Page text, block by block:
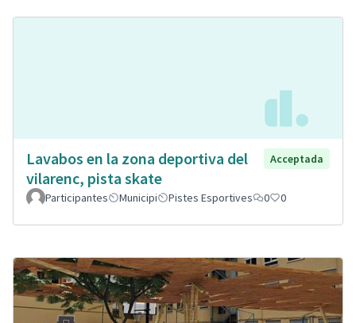
Lavabos en la zona deportiva del
vilarenc, pista skate
Acceptada
Participantes Municipi Pistes Esportives 0 0